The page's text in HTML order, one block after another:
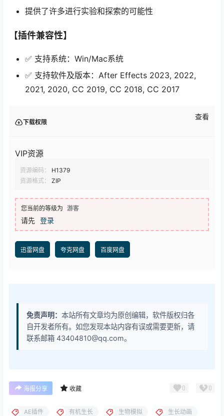
提供了许多进行实验和探索的可能性
【插件兼容性】
✅ 支持系统：Win/Mac系统
✅ 支持软件及版本：After Effects 2023, 2022,
2021, 2020, CC 2019, CC 2018, CC 2017
下载权限
查看
VIP资源
资源编码：
H1379
资源格式：
ZIP
您当前的等级为 游客
请先 登录
迅雷网盘 夸克网盘 百度网盘
免责声明： 本站所有文章均为原创编辑，软件版权归各
自开发者所有。如您发现本站内容有误或需要更新，请
联系邮箱 43404810@qq.com。
海报分享 收藏 0 0
AE插件 有机生长 生物模拟 生长动画